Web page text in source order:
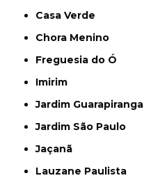
Casa Verde
Chora Menino
Freguesia do Ó
Imirim
Jardim Guarapiranga
Jardim São Paulo
Jaçanã
Lauzane Paulista